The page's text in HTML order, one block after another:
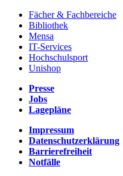
Fächer & Fachbereiche
Bibliothek
Mensa
IT-Services
Hochschulsport
Unishop
Presse
Jobs
Lagepläne
Impressum
Datenschutzerklärung
Barrierefreiheit
Notfälle